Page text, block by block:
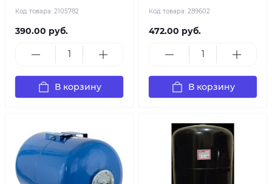
Код товара: 2105782
390.00 руб.
В корзину
Код товара: 289602
472.00 руб.
В корзину